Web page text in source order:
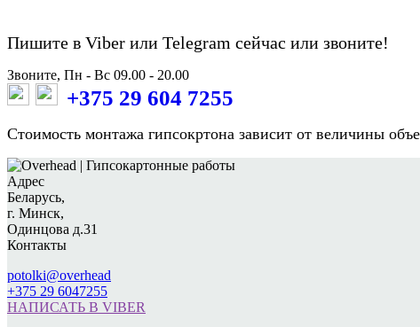
Пишите в Viber или Telegram сейчас или звоните!
Звоните, Пн - Вс 09.00 - 20.00
+375 29 604 7255
Стоимость монтажа гипсокртона зависит от величины
Адрес
Беларусь,
г. Минск,
Одинцова д.31
Контакты
potolki@overhead
+375 29 6047255
НАПИСАТЬ В VIBER